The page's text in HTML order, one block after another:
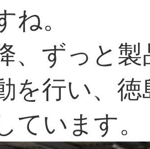
ね。
、ずっと
を行い、
ています。